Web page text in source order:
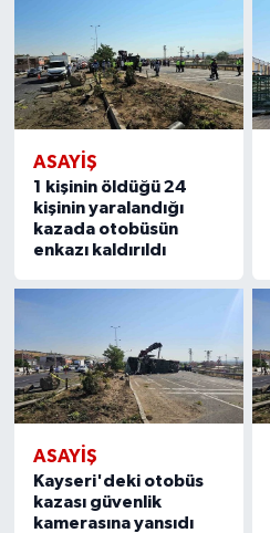
ASAYIŞ
1 kişinin öldüğü 24
kişinin yaralandığı
kazada otobüsün
enkazı kaldırıldı
ASAYIŞ
Kayseri'deki otobüs
kazası güvenlik
kamerasına yansıdı